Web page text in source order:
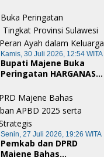
1401/Majene Siap
Digunakan Masyarakat
Kamis, 30 Juli 2026, 12:54 WITA
Bupati Majene Buka
Peringatan HARGANAS
Sulawesi Barat,
Gaungkan Peran Ayah
dalam Keluarga
Senin, 27 Juli 2026, 19:26 WITA
Pemkab dan DPRD
Majene Bahas